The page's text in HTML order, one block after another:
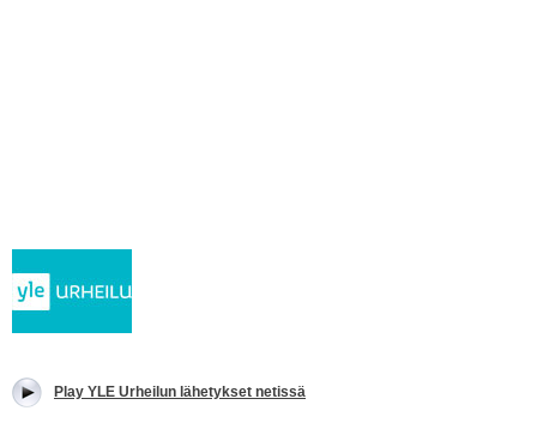
Play YLE Urheilun lähetykset netissä